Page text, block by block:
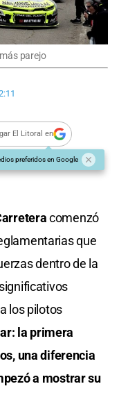
parejo
El Litoral en
preferidos en Google
comenzó
que
dentro de la
los pilotos
la primera
una diferencia
a mostrar su